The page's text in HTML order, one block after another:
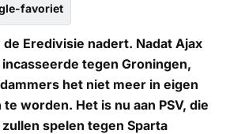
favoriet
Eredivisie nadert. Nadat Ajax
tegen Groningen,
het niet meer in eigen
worden. Het is nu aan PSV, die
spelen tegen Sparta